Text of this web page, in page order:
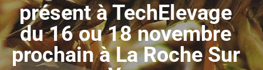
présent à TechElevage
du 16 ou 18 novembre
prochain à La Roche Sur